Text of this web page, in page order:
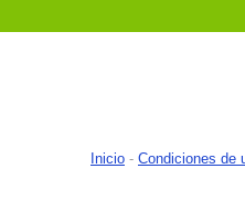
Inicio - Condiciones de